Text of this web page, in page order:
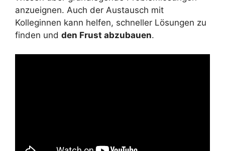
anzueignen. Auch der Austausch mit
Kolleginnen kann helfen, schneller Lösungen zu
finden und den Frust abzubauen.